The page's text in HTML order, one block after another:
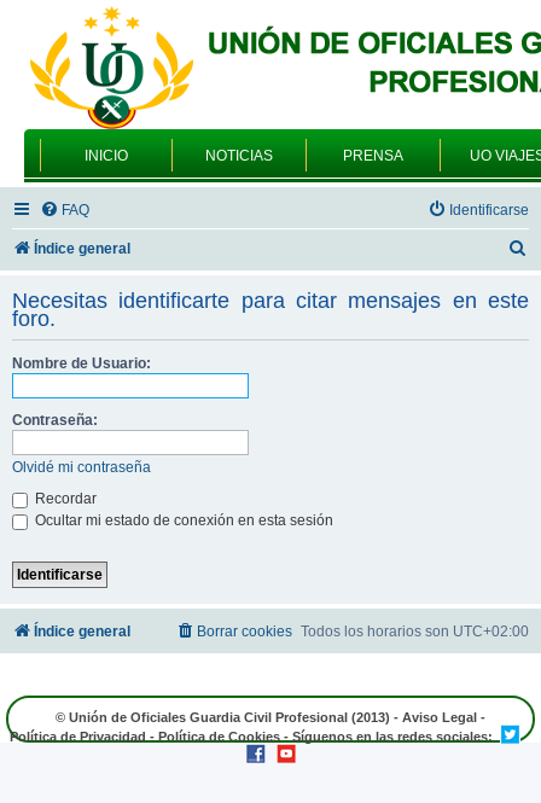
INICIO NOTICIAS PRENSA UO
FAQ Identificarse
Índice general
c
Necesitas identificarte para citar mensajes en este
foro.
Nombre de Usuario:
Contraseña:
Olvidé mi contraseña
Recordar
Ocultar mi estado de conexión en esta sesión
Índice general Todos los horarios son UTC+02:00
Borrar cookies
© Unión de Oficiales Guardia Civil Profesional (2013) - Aviso Legal -
Política de Privacidad - Política de Cookies - Síguenos en las redes sociales: